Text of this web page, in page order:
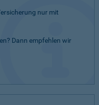
nur mit
Dann empfehlen wir